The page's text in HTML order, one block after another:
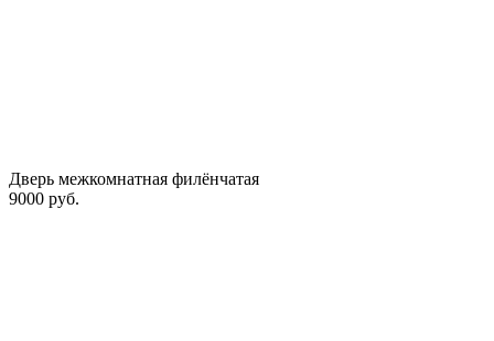
Дверь межкомнатная филёнчатая
9000 руб.